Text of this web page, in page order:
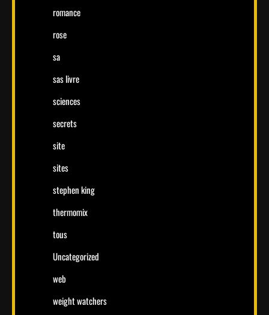
romance
rose
sa
sas livre
sciences
secrets
site
sites
stephen king
thermomix
tous
Uncategorized
web
weight watchers